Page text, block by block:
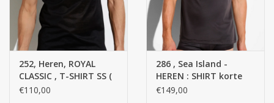
252, Heren, ROYAL
CLASSIC , T-SHIRT SS (
Gebreid single jersey,
€110,00
286 , Sea Island -
HEREN : SHIRT korte
mouw SS - 100 %
€149,00